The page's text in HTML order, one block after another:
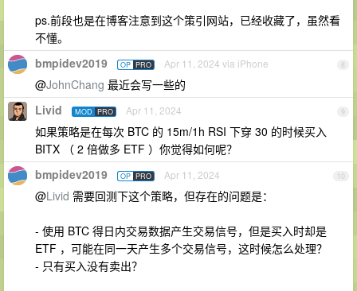
ps.前段也是在博客注意到这个策引网站，已经收藏了，虽然看
不懂。
8
bmpidev2019 OP PRO Apr 11, 2024 via iPhone
@JohnChang 最近会写一些的
9
Livid MOD PRO Apr 11, 2024
如果策略是在每次 BTC 的 15m/1h RSI 下穿 30 的时候买入
BITX （ 2 倍做多 ETF ）你觉得如何呢？
10
bmpidev2019 OP PRO Apr 11, 2024
@Livid 需要回测下这个策略，但存在的问题是：
- 使用 BTC 得日内交易数据产生交易信号，但是买入时却是
ETF ，可能在同一天产生多个交易信号，这时候怎么处理？
- 只有买入没有卖出？